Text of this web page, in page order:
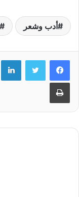
أدب وشعر